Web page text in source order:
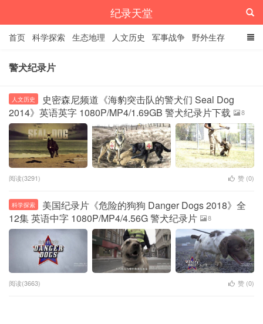
纪录天堂
首页 科学探索 生态地理 人文历史 军事战争 野外生存
经典纪录 4K纪录片
警犬纪录片
人文历史
史密森尼频道《海豹突击队的警犬们 Seal Dog
2014》英语英字 1080P/MP4/1.69GB 警犬纪录片下载
8
阅读(3291) 赞 (0)
科学探索
美国纪录片《危险的狗狗 Danger Dogs 2018》全
12集 英语中字 1080P/MP4/4.56G 警犬纪录片
8
阅读(3663) 赞 (0)